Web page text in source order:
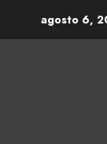
agosto 6,